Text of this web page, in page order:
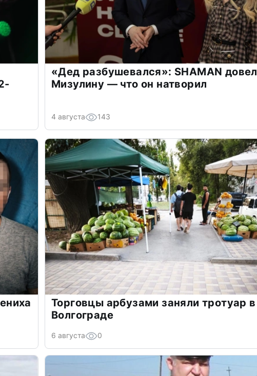
«Дед разбушевался»: SHAMAN довел
Мизулину — что он натворил
4 августа 143
Торговцы арбузами заняли тротуар в
Волгограде
6 августа 0